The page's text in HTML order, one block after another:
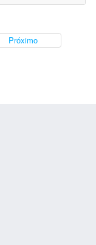
Próximo